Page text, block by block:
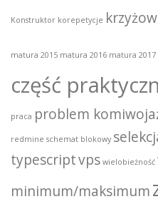
Konstruktor korepetycje
matura 2015 matura 2016 matura 2017
część
praca problem
redmine schemat blokowy
typescriptvps wielobieżność
minimum/maksimum